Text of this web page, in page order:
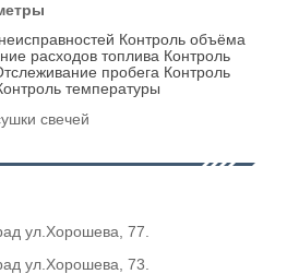
Контроль объёма
расходов топлива Контроль
пробега Контроль
температуры
свечей
ул.Хорошева, 77.
ул.Хорошева, 73.